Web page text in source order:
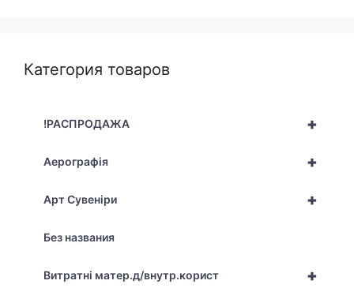
Категория товаров
+
!РАСПРОДАЖА
+
Аерографія
+
Арт Сувеніри
Без названия
+
Витратні матер.д/внутр.корист